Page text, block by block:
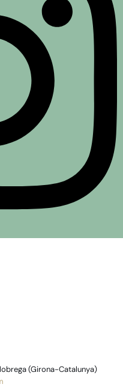
(Girona-Catalunya)